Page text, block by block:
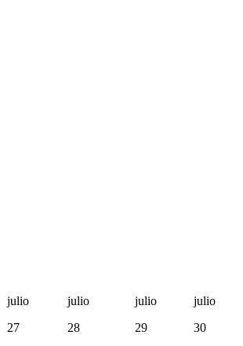
julio
27
julio
28
julio
29
julio
30